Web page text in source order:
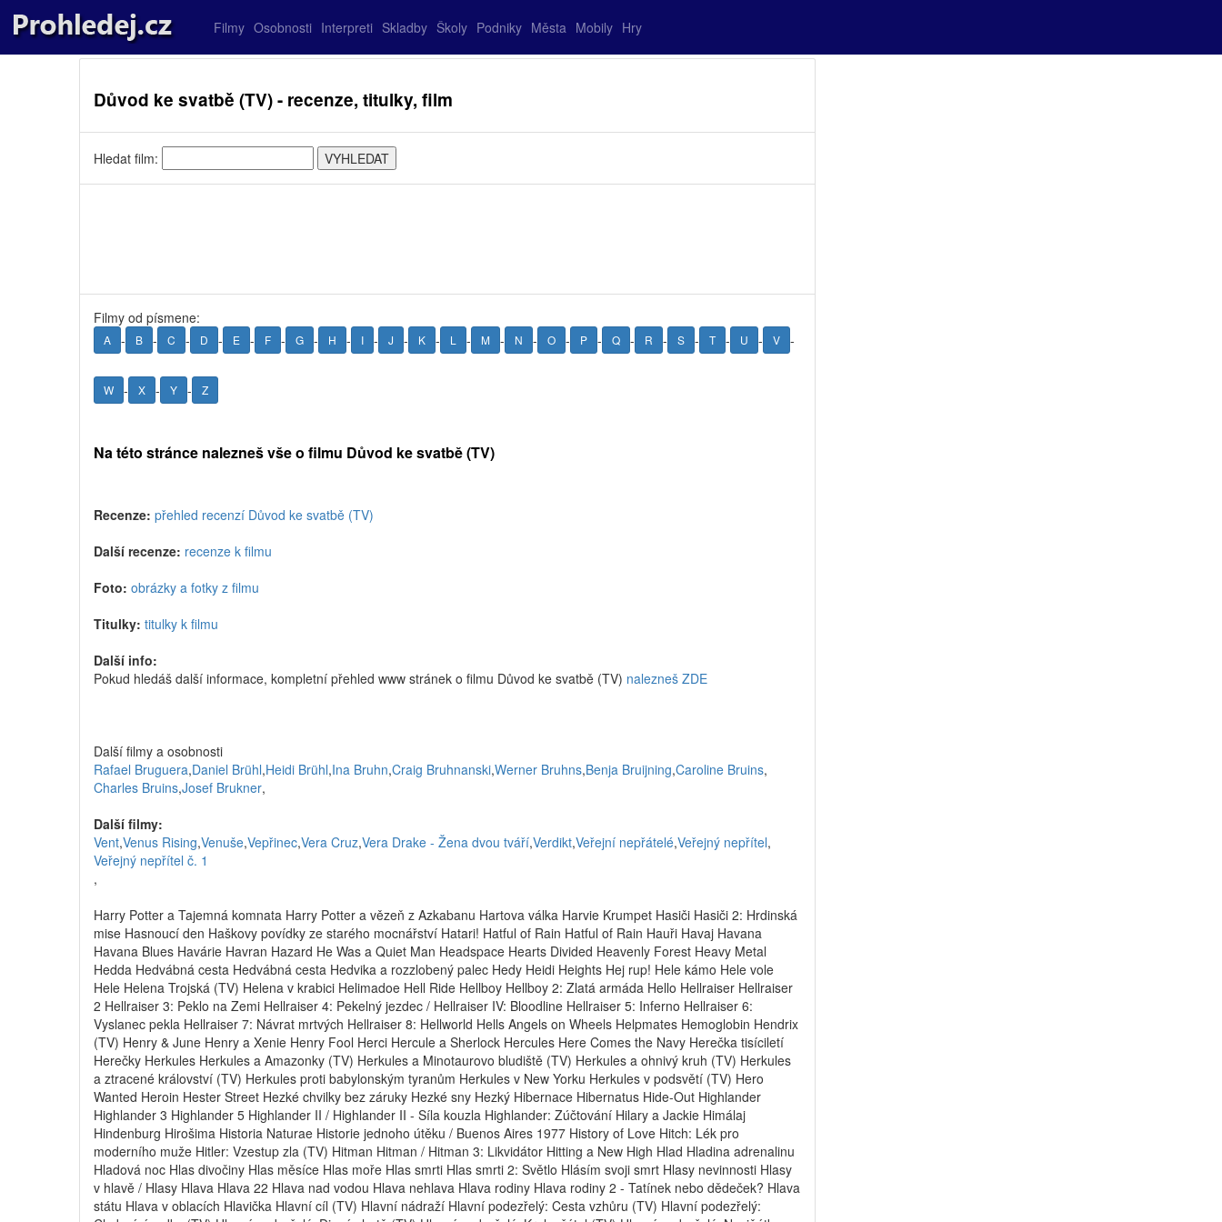
Filmy Osobnosti Interpreti Skladby Školy Podniky Města Mobily Hry
Důvod ke svatbě (TV) - recenze, titulky, film
Hledat film:
Filmy od písmene:
A - B - C - D - E - F - G - H - I - J - K - L - M - N - O - P - Q - R - S - T - U - V -
W - X - Y - Z
Na této stránce nalezneš vše o filmu Důvod ke svatbě (TV)
Recenze: přehled recenzí Důvod ke svatbě (TV)
Další recenze: recenze k filmu
Foto: obrázky a fotky z filmu
Titulky: titulky k filmu
Další info:
Pokud hledáš další informace, kompletní přehled www stránek o filmu Důvod ke svatbě (TV) nalezneš ZDE
Další filmy a osobnosti
Rafael Bruguera,Daniel Brühl,Heidi Brühl,Ina Bruhn,Craig Bruhnanski,Werner Bruhns,Benja Bruijning,Caroline Bruins,
Charles Bruins,Josef Brukner,
Další filmy:
Vent,Venus Rising,Venuše,Vepřinec,Vera Cruz,Vera Drake - Žena dvou tváří,Verdikt,Veřejní nepřátelé,Veřejný nepřítel,
Veřejný nepřítel č. 1
,
Harry Potter a Tajemná komnata Harry Potter a vězeň z Azkabanu Hartova válka Harvie Krumpet Hasiči Hasiči 2: Hrdinská
mise Hasnoucí den Haškovy povídky ze starého mocnářství Hatari! Hatful of Rain Hatful of Rain Hauři Havaj Havana
Havana Blues Havárie Havran Hazard He Was a Quiet Man Headspace Hearts Divided Heavenly Forest Heavy Metal
Hedda Hedvábná cesta Hedvábná cesta Hedvika a rozzlobený palec Hedy Heidi Heights Hej rup! Hele kámo Hele vole
Hele Helena Trojská (TV) Helena v krabici Helimadoe Hell Ride Hellboy Hellboy 2: Zlatá armáda Hello Hellraiser Hellraiser
2 Hellraiser 3: Peklo na Zemi Hellraiser 4: Pekelný jezdec / Hellraiser IV: Bloodline Hellraiser 5: Inferno Hellraiser 6:
Vyslanec pekla Hellraiser 7: Návrat mrtvých Hellraiser 8: Hellworld Hells Angels on Wheels Helpmates Hemoglobin Hendrix
(TV) Henry & June Henry a Xenie Henry Fool Herci Hercule a Sherlock Hercules Here Comes the Navy Herečka tisíciletí
Herečky Herkules Herkules a Amazonky (TV) Herkules a Minotaurovo bludiště (TV) Herkules a ohnivý kruh (TV) Herkules
a ztracené království (TV) Herkules proti babylonským tyranům Herkules v New Yorku Herkules v podsvětí (TV) Hero
Wanted Heroin Hester Street Hezké chvilky bez záruky Hezké sny Hezký Hibernace Hibernatus Hide-Out Highlander
Highlander 3 Highlander 5 Highlander II / Highlander II - Síla kouzla Highlander: Zúčtování Hilary a Jackie Himálaj
Hindenburg Hirošima Historia Naturae Historie jednoho útěku / Buenos Aires 1977 History of Love Hitch: Lék pro
moderního muže Hitler: Vzestup zla (TV) Hitman Hitman / Hitman 3: Likvidátor Hitting a New High Hlad Hladina adrenalinu
Hladová noc Hlas divočiny Hlas měsíce Hlas moře Hlas smrti Hlas smrti 2: Světlo Hlásím svoji smrt Hlasy nevinnosti Hlasy
v hlavě / Hlasy Hlava Hlava 22 Hlava nad vodou Hlava nehlava Hlava rodiny Hlava rodiny 2 - Tatínek nebo dědeček? Hlava
státu Hlava v oblacích Hlavička Hlavní cíl (TV) Hlavní nádraží Hlavní podezřelý: Cesta vzhůru (TV) Hlavní podezřelý: